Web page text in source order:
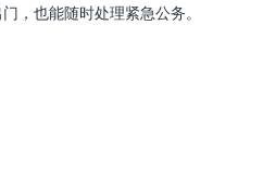
，也能随时处理紧急公务。